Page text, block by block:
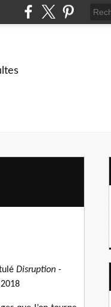
Disruption -